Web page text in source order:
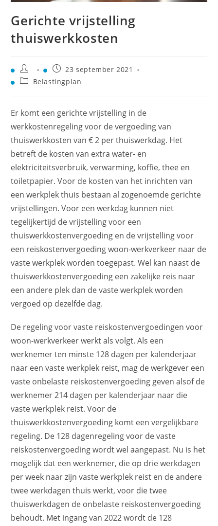
Gerichte vrijstelling
thuiswerkkosten
23 september 2021
Belastingplan
Er komt een gerichte vrijstelling in de
werkkostenregeling voor de vergoeding van
thuiswerkkosten van € 2 per thuiswerkdag. Het
betreft de kosten van extra water- en
elektriciteitsverbruik, verwarming, koffie, thee en
toiletpapier. Voor de kosten van het inrichten van
een werkplek thuis bestaan al zogenoemde gerichte
vrijstellingen. Voor een werkdag kunnen niet
tegelijkertijd de vrijstelling voor een
thuiswerkkostenvergoeding en de vrijstelling voor
een reiskostenvergoeding woon-werkverkeer naar de
vaste werkplek worden toegepast. Wel kan naast de
thuiswerkkostenvergoeding een zakelijke reis naar
een andere plek dan de vaste werkplek worden
vergoed op dezelfde dag.
De regeling voor vaste reiskostenvergoedingen voor
woon-werkverkeer werkt als volgt. Als een
werknemer ten minste 128 dagen per kalenderjaar
naar een vaste werkplek reist, mag de werkgever een
vaste onbelaste reiskostenvergoeding geven alsof de
werknemer 214 dagen per kalenderjaar naar die
vaste werkplek reist. Voor de
thuiswerkkostenvergoeding komt een vergelijkbare
regeling. De 128 dagenregeling voor de vaste
reiskostenvergoeding wordt wel aangepast. Nu is het
mogelijk dat een werknemer, die op drie werkdagen
per week naar zijn vaste werkplek reist en de andere
twee werkdagen thuis werkt, voor die twee
thuiswerkdagen de onbelaste reiskostenvergoeding
behoudt. Met ingang van 2022 wordt de 128